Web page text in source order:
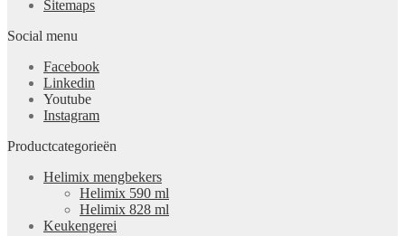
Sitemaps
Social menu
Facebook
Linkedin
Youtube
Instagram
Productcategorieën
Helimix mengbekers
Helimix 590 ml
Helimix 828 ml
Keukengerei